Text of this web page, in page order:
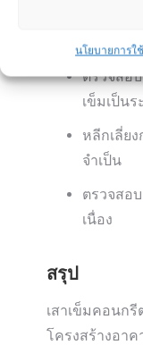
นโยบายการใ
การดูแลแล
ตรวจสอ
เข็มเป็นร
หลีกเลี่ย
จำเป็น
ตรวจสอ
เนื่อง
สรุป
เสาเข็มคอนก
โครงสร้างอา